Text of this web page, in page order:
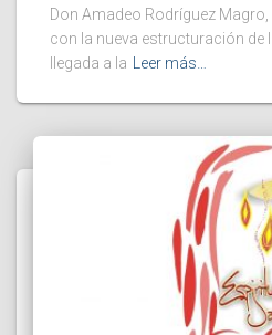
Don Amadeo Rodríguez
con la nueva estructuración de
llegada a la
Leer más…